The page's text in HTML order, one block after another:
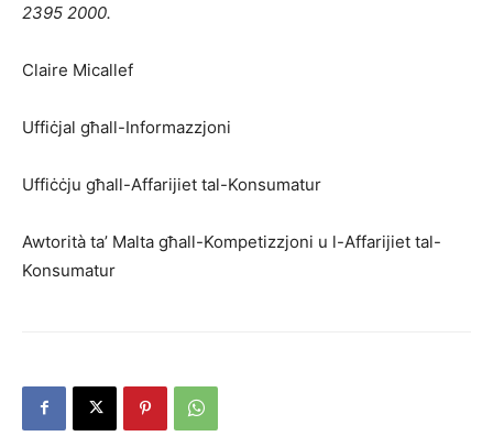
2395 2000.
Claire Micallef
Uffiċjal għall-Informazzjoni
Uffiċċju għall-Affarijiet tal-Konsumatur
Awtorità ta’ Malta għall-Kompetizzjoni u l-Affarijiet tal-
Konsumatur